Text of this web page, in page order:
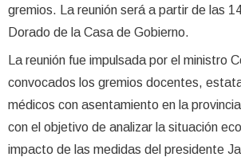
gremios. La reunión será a partir de las
Dorado de la Casa de Gobierno.
La reunión fue impulsada por el ministro
convocados los gremios docentes,
médicos con asentamiento en la
con el objetivo de analizar la situación
impacto de las medidas del presidente